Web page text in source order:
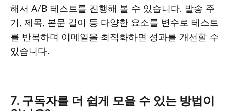
해서 A/B 테스트를 진행해 볼 수 있습니다. 발송 주
기, 제목, 본문 길이 등 다양한 요소를 변수로 테스트
를 반복하며 이메일을 최적화하면 성과를 개선할 수
있습니다.
7. 구독자를 더 쉽게 모을 수 있는 방법이